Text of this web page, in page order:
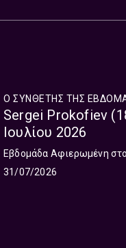
Ο ΣΥΝΘΕΤΗΣ ΤΗΣ
Sergei Prokofiev
Ιουλίου 2026
Εβδομάδα Αφιερωμένη
31/07/2026